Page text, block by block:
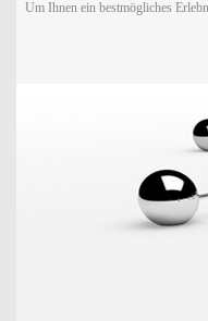
Um Ihnen ein bestmögliches